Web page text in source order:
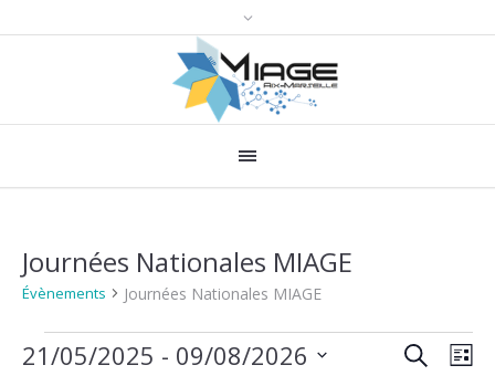
Journées Nationales MIAGE
Évènements Journées Nationales MIAGE
Évènements
21/05/2025 - 09/08/2026